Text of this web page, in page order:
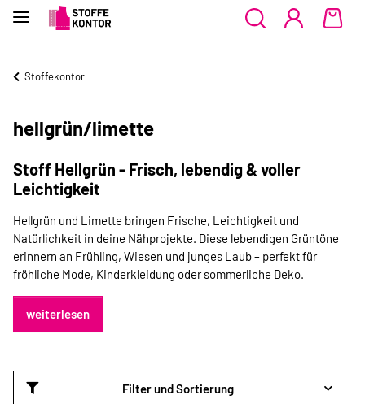
Stoffekontor
hellgrün/limette
Stoff Hellgrün - Frisch, lebendig & voller
Leichtigkeit
Hellgrün und Limette bringen Frische, Leichtigkeit und
Natürlichkeit in deine Nähprojekte. Diese lebendigen Grüntöne
erinnern an Frühling, Wiesen und junges Laub – perfekt für
fröhliche Mode, Kinderkleidung oder sommerliche Deko.
weiterlesen
Filter und Sortierung